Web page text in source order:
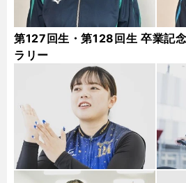
第127回生・第128回生 卒業記
ラリー